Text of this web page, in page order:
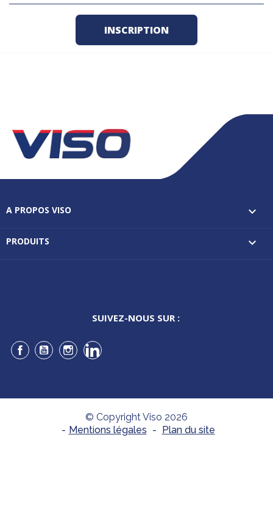
A PROPOS VISO 
PRODUITS 
SUIVEZ-NOUS SUR :
Facebook
YouTubeInstagramLinkedIn
© Copyright Viso 2026
- Mentions légales - Plan du site